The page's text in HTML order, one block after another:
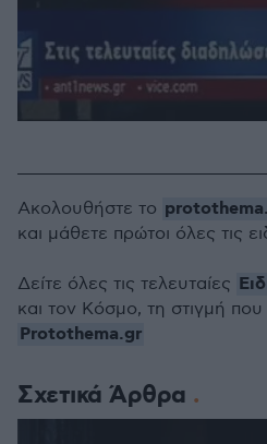
Σχετικά Άρθρα
Ακολουθήστε το
και μάθετε πρώτοι όλες τις
Δείτε όλες τις τελευταίες
και τον Κόσμο, τη στιγμή
Protothema.gr